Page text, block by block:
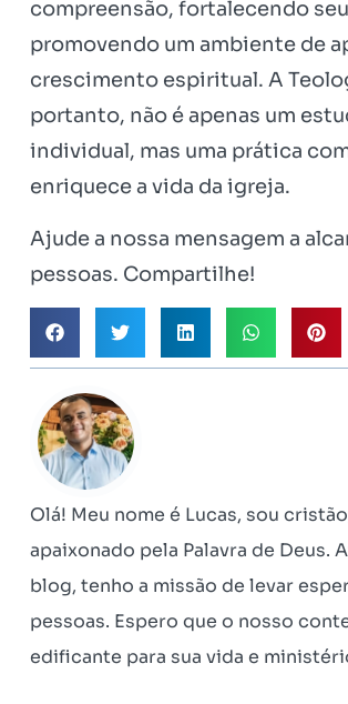
compreensão, fortalecendo
promovendo um ambiente de
crescimento espiritual. A
portanto, não é apenas um
individual, mas uma prática
enriquece a vida da igreja.
Ajude a nossa mensagem a
pessoas. Compartilhe!
Olá! Meu nome é Lucas, sou
apaixonado pela Palavra de Deus.
blog, tenho a missão de levar
pessoas. Espero que o nosso
edificante para sua vida e